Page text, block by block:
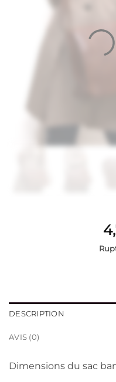
DESCRIPTION
AVIS (0)
Dimensions du sac